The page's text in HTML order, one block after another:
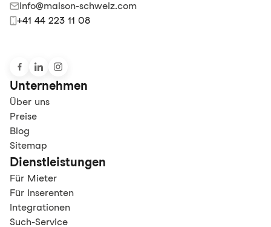
info@maison-schweiz.com
+41 44 223 11 08
Unternehmen
Über uns
Preise
Blog
Sitemap
Dienstleistungen
Für Mieter
Für Inserenten
Integrationen
Such-Service